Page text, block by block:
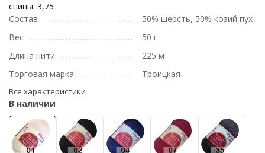
спицы: 3,75
Состав
50% шерсть, 50% козий пух
Вес
50 г
Длина нити
225 м
Торговая марка
Троицкая
Все характеристики
В наличии